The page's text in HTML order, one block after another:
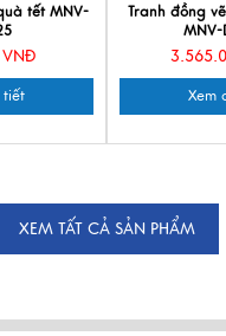
tết MNV-
tiết
Tranh đồng
MNV-
Xem
XEM TẤT CẢ SẢN PHẨM